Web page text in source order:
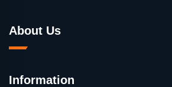
About Us
Information